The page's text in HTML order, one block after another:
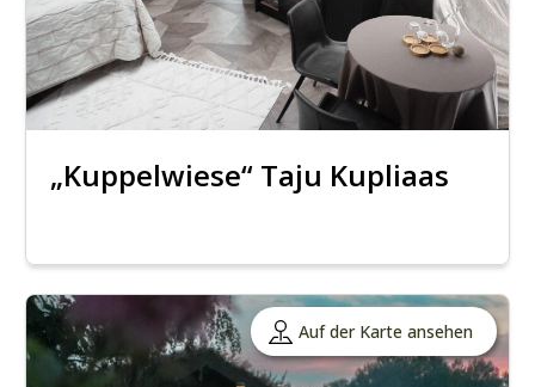
„Kuppelwiese“ Taju Kupliaas
Auf der Karte ansehen